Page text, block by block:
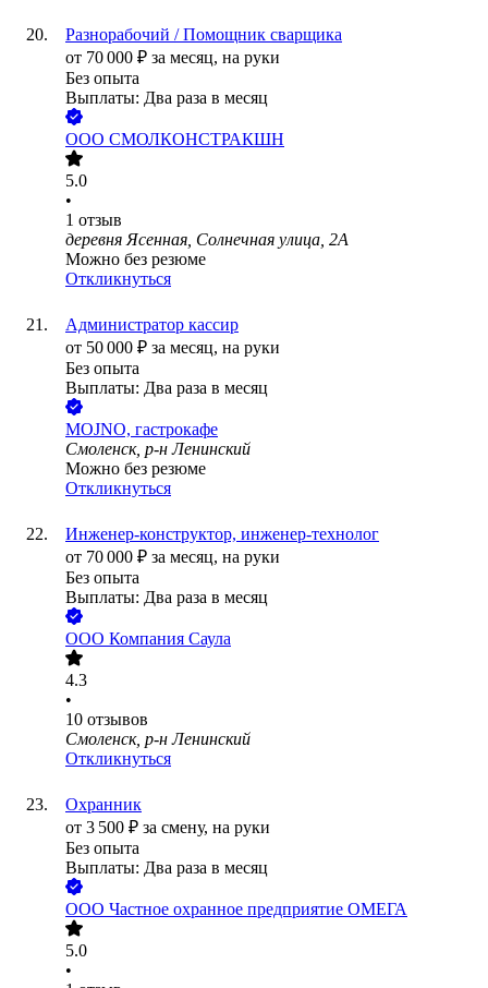
Разнорабочий / Помощник сварщика
от 70 000 ₽ за месяц, на руки
Без опыта
Выплаты: Два раза в месяц
ООО СМОЛКОНСТРАКШН
5.0
•
1 отзыв
деревня Ясенная, Солнечная улица, 2А
Можно без резюме
Откликнуться
Администратор кассир
от 50 000 ₽ за месяц, на руки
Без опыта
Выплаты: Два раза в месяц
MOJNO, гастрокафе
Смоленск, р-н Ленинский
Можно без резюме
Откликнуться
Инженер-конструктор, инженер-технолог
от 70 000 ₽ за месяц, на руки
Без опыта
Выплаты: Два раза в месяц
ООО Компания Саула
4.3
•
10 отзывов
Смоленск, р-н Ленинский
Откликнуться
Охранник
от 3 500 ₽ за смену, на руки
Без опыта
Выплаты: Два раза в месяц
ООО Частное охранное предприятие ОМЕГА
5.0
•